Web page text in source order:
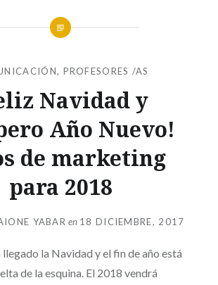
, PROFESORES /AS
Navidad y
Año Nuevo!
de marketing
para 2018
YABAR en 18 DICIEMBRE, 2017
llegado la Navidad y el fin de año está
de la esquina. El 2018 vendrá